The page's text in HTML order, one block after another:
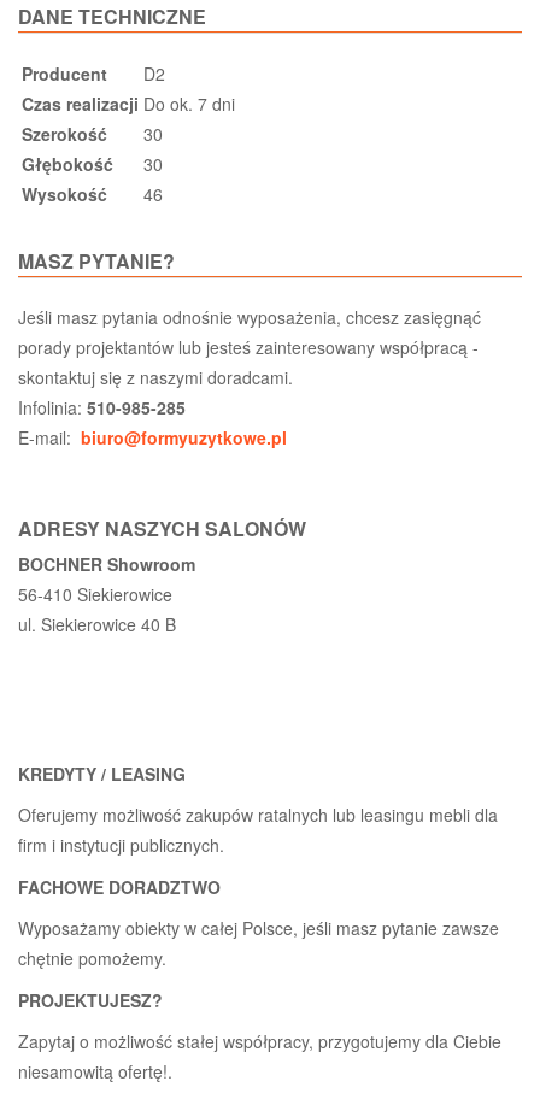
DANE TECHNICZNE
Producent
D2
Czas realizacji Do ok. 7 dni
Szerokość
30
Głębokość
30
Wysokość
46
MASZ PYTANIE?
Jeśli masz pytania odnośnie wyposażenia, chcesz zasięgnąć
porady projektantów lub jesteś zainteresowany współpracą -
skontaktuj się z naszymi doradcami.
Infolinia: 510-985-285
E-mail: biuro@formyuzytkowe.pl
ADRESY NASZYCH SALONÓW
BOCHNER Showroom
56-410 Siekierowice
ul. Siekierowice 40 B
KREDYTY / LEASING
Oferujemy możliwość zakupów ratalnych lub leasingu mebli dla
firm i instytucji publicznych.
FACHOWE DORADZTWO
Wyposażamy obiekty w całej Polsce, jeśli masz pytanie zawsze
chętnie pomożemy.
PROJEKTUJESZ?
Zapytaj o możliwość stałej współpracy, przygotujemy dla Ciebie
niesamowitą ofertę!.